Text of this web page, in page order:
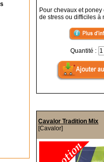
Pour chevaux et poney
de stress ou difficiles à
Quantité :
Cavalor Tradition Mix
[Cavalor]